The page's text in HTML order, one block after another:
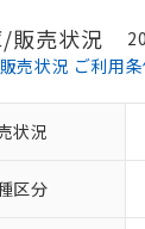
販売状況
売状況 ご利用条
状況
区分